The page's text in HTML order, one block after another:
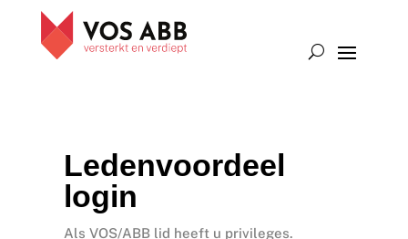
Ledenvoordeel
login
Als VOS/ABB lid heeft u privileges.